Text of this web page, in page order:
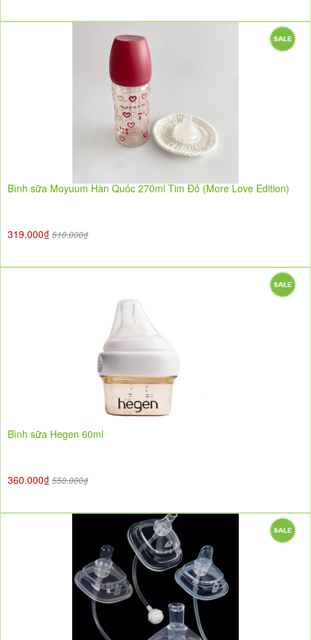
Bình sữa Moyuum Hàn Quốc 270ml Tim Đỏ (More Love Edition)
319.000₫ 510.000₫
Bình sữa Hegen 60ml
360.000₫ 550.000₫